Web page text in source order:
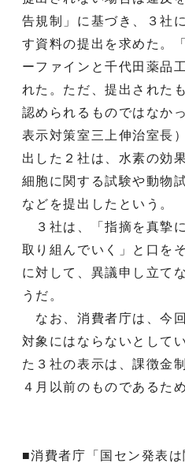
告規制」に基づき、３社
す資料の提出を求めた。
ーファインと千代田薬品
れた。ただ、提出された
認められるものではなか
表示対策室三上伸治室長
出した２社は、水素の効
細胞に関する試験や動物
などを提出したという。
３社は、「指摘を真摯
取り組んでいく」と口を
に対して、異議申し立て
うだ。
なお、消費者庁は、今
対象にはならないとして
た３社の表示は、課徴金
４月以前のものであるた
■消費者庁「国セン発表は